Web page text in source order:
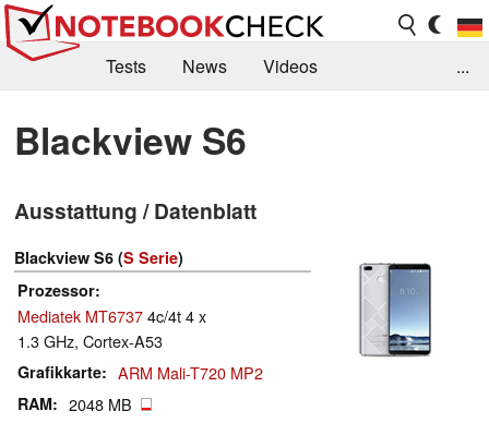
Tests News
Videos
Kaufberatung
Deals
Forum
...
Blackview S6
Ausstattung / Datenblatt
Blackview S6 (S Serie)
Prozessor
Mediatek MT67374c/4t 4 x
1.3 GHz, Cortex-A53
Grafikkarte ARM Mali-T720 MP2
RAM 2048 MB